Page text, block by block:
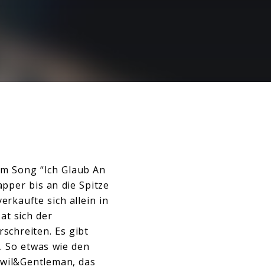
Song “Ich Glaub An
bis an die Spitze
sich allein in
sich der
Es gibt
etwas wie den
das